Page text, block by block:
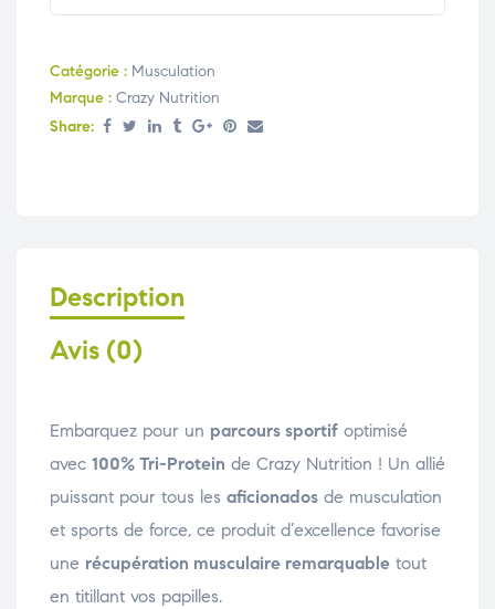
Catégorie : Musculation
Marque : Crazy Nutrition
Share:
Description
Avis (0)
Embarquez pour un parcours sportif optimisé
avec 100% Tri-Protein de Crazy Nutrition ! Un allié
puissant pour tous les aficionados de musculation
et sports de force, ce produit d’excellence favorise
une récupération musculaire remarquable tout
en titillant vos papilles.